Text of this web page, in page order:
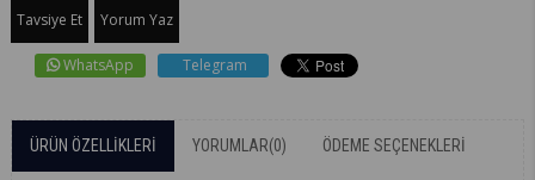
Tavsiye Et Yorum Yaz
WhatsApp Telegram
ÜRÜN ÖZELLIKLERI YORUMLAR(0) ÖDEME SEÇENEKLERI